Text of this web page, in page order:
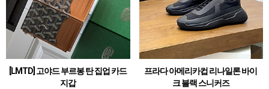
[LMTD] 고야드 부르봉 탄 집업 카드
지갑
프라다 아메리카컵 리나일론 바이
크 블랙 스니커즈